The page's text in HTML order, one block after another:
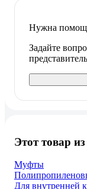
Нужна
Задайте
Этот товар
Муфты
Для внутренней